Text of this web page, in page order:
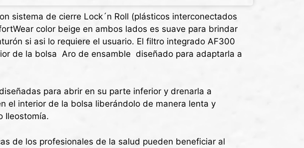
sistema de cierre Lock´n Roll (plásticos interconectados
color beige en ambos lados es suave para brindar
si asi lo requiere el usuario. El filtro integrado AF300
de la bolsa Aro de ensamble diseñado para adaptarla a
para abrir en su parte inferior y drenarla a
el interior de la bolsa liberándolo de manera lenta y
Ileostomía.
de los profesionales de la salud pueden beneficiar al